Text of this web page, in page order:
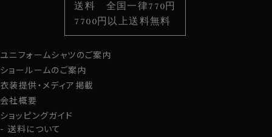
め、第一ボタンをはずして衿を開き気味にして着用すると
衿から第一ボタンにかけてきれいなロールが出るように
なっています。
ノーネクタイ専用のややカジュアル度の高い商品であり
ながら、非常にエレガントなシャツです。
ノーネクタイのクールビズスタイルや、在宅・出勤といっ
たテレワークスタイルにうってつけのシャツといえるでし
ょう。
WEBミーティングの画面映えも抜群です！
スタイルから選ぶ
カジュアルシャツ
定番シャツ
財布・名刺入れ
バッグ
ストール・マフラー
グローブ
ユニフォームシャツのご案内
ショールームのご案内
衣装提供・メディア掲載
会社概要
ショッピングガイド
送料について
送料 全国一律770円
7700円以上送料無料